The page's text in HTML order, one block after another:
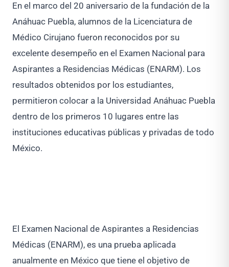
En el marco del 20 aniversario de la fundación de la
Anáhuac Puebla, alumnos de la Licenciatura de
Médico Cirujano fueron reconocidos por su
excelente desempeño en el Examen Nacional para
Aspirantes a Residencias Médicas (ENARM). Los
resultados obtenidos por los estudiantes,
permitieron colocar a la Universidad Anáhuac Puebla
dentro de los primeros 10 lugares entre las
instituciones educativas públicas y privadas de todo
México.
El Examen Nacional de Aspirantes a Residencias
Médicas (ENARM), es una prueba aplicada
anualmente en México que tiene el objetivo de